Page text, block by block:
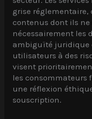
grise réglementaire,
contenus dont ils
nécessairement les
ambiguïté juridique
utilisateurs à des
visent
les consommateurs
une réflexion
souscription.